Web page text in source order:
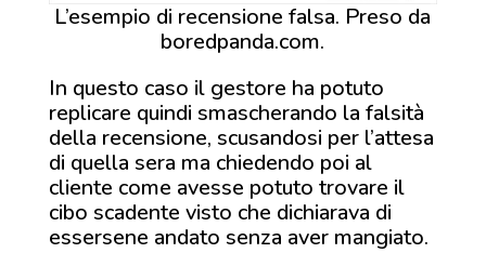
L’esempio di recensione falsa. Preso da
boredpanda.com.
In questo caso il gestore ha potuto
replicare quindi smascherando la falsità
della recensione, scusandosi per l’attesa
di quella sera ma chiedendo poi al
cliente come avesse potuto trovare il
cibo scadente visto che dichiarava di
essersene andato senza aver mangiato.